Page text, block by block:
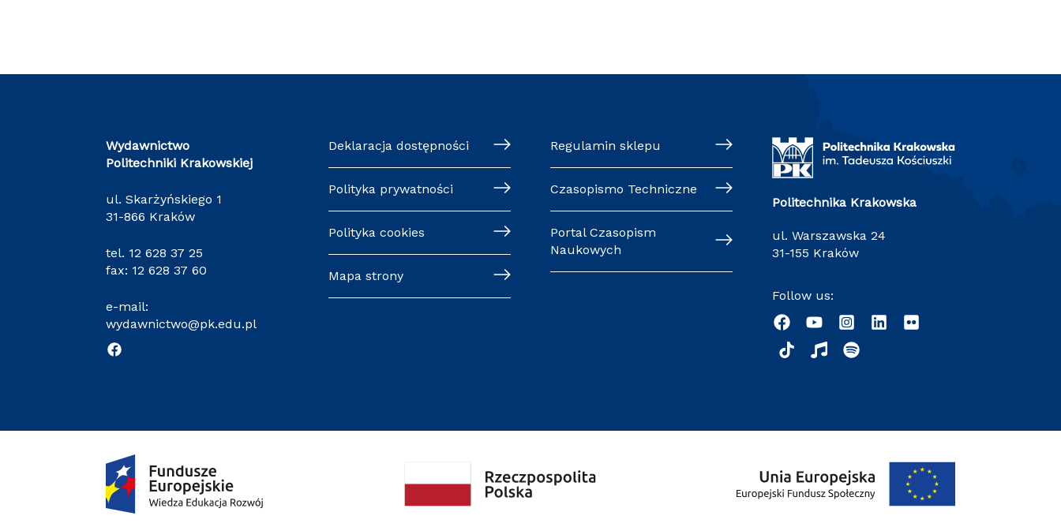
Wydawnictwo
Politechniki Krakowskiej
ul. Skarżyńskiego 1
31-866 Kraków
tel. 12 628 37 25
fax: 12 628 37 60
e-mail:
wydawnictwo@pk.edu.pl
Deklaracja dostępności
Polityka prywatności
Polityka cookies
Mapa strony
Regulamin sklepu
Czasopismo Techniczne
Portal Czasopism
Naukowych
Politechnika Krakowska
ul. Warszawska 24
31-155 Kraków
Follow us: